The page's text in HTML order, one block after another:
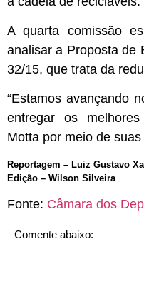
A quarta comissão
analisar a Proposta de
32/15, que trata da
“Estamos avançando
entregar os
Motta por meio de
Reportagem – Luiz Gustavo
Edição – Wilson Silveira
Fonte: Câmara dos
Comente abaixo: